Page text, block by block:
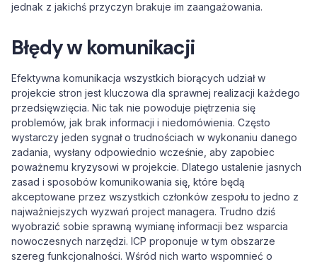
jednak z jakichś przyczyn brakuje im zaangażowania.
Błędy w komunikacji
Efektywna komunikacja wszystkich biorących udział w
projekcie stron jest kluczowa dla sprawnej realizacji każdego
przedsięwzięcia. Nic tak nie powoduje piętrzenia się
problemów, jak brak informacji i niedomówienia. Często
wystarczy jeden sygnał o trudnościach w wykonaniu danego
zadania, wysłany odpowiednio wcześnie, aby zapobiec
poważnemu kryzysowi w projekcie. Dlatego ustalenie jasnych
zasad i sposobów komunikowania się, które będą
akceptowane przez wszystkich członków zespołu to jedno z
najważniejszych wyzwań project managera. Trudno dziś
wyobrazić sobie sprawną wymianę informacji bez wsparcia
nowoczesnych narzędzi. ICP proponuje w tym obszarze
szereg funkcjonalności. Wśród nich warto wspomnieć o